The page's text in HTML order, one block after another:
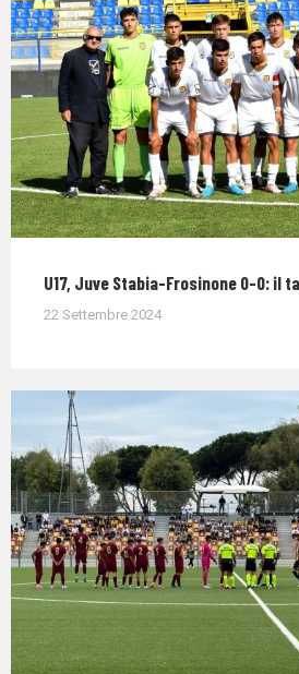
U17, Juve Stabia-Frosinone 0-0: il
22 Settembre 2024